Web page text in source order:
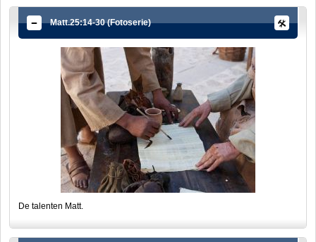
Matt.25:14-30 (Fotoserie)
De talenten Matt.